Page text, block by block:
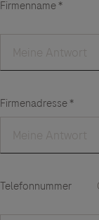
Links zu